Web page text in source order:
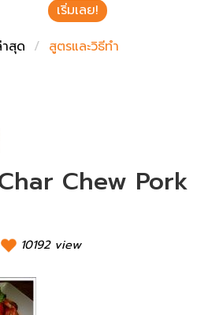
เริ่มเลย!
สุด สูตรและวิธีทำ
Chew Pork
10192 view